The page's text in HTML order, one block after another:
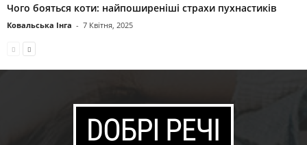
Чого бояться коти: найпоширеніші страхи пухнастиків
Ковальська Інга - 7 Квітня, 2025